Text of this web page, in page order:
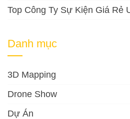
Top Công Ty Sự Kiện Giá Rẻ
Danh mục
3D Mapping
Drone Show
Dự Án